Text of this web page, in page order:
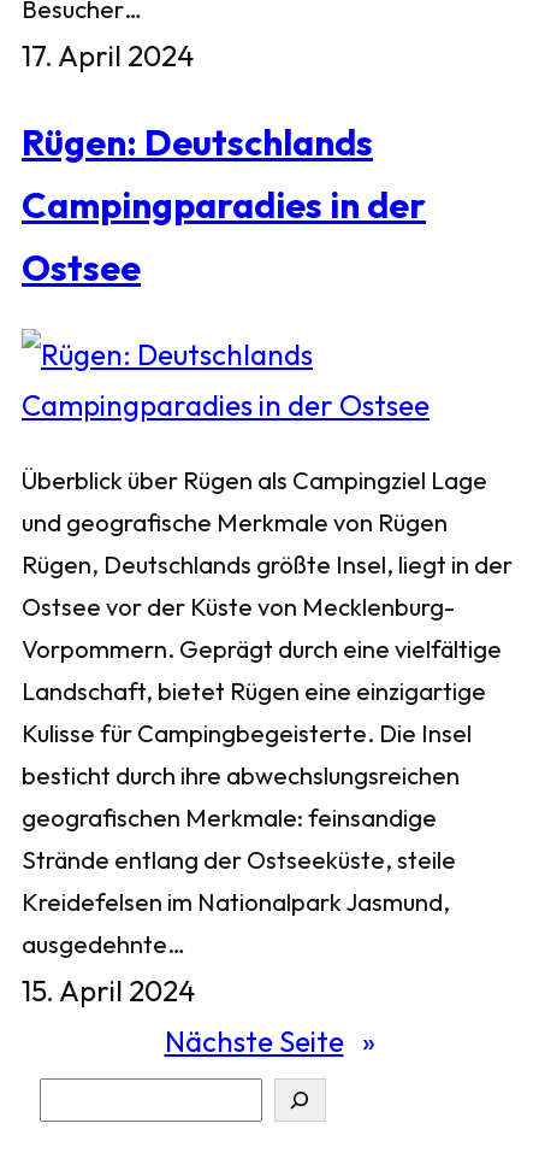
Besucher…
17. April 2024
Rügen: Deutschlands
Campingparadies in der
Ostsee
Überblick über Rügen als Campingziel Lage
und geografische Merkmale von Rügen
Rügen, Deutschlands größte Insel, liegt in der
Ostsee vor der Küste von Mecklenburg-
Vorpommern. Geprägt durch eine vielfältige
Landschaft, bietet Rügen eine einzigartige
Kulisse für Campingbegeisterte. Die Insel
besticht durch ihre abwechslungsreichen
geografischen Merkmale: feinsandige
Strände entlang der Ostseeküste, steile
Kreidefelsen im Nationalpark Jasmund,
ausgedehnte…
15. April 2024
Nächste Seite »